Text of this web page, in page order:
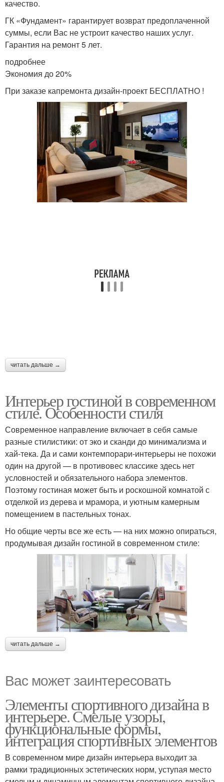
качество.
ГК «Фундамент» гарантирует возврат предоплаченной
суммы, если Вас не устроит качество наших услуг.
Гарантия на ремонт 5 лет.
подробнее
Экономия до 20%
При заказе капремонта дизайн-проект БЕСПЛАТНО !
читать дальше →
Интерьер гостиной в современном
стиле. Особенности стиля
Современное направление включает в себя самые
разные стилистики: от эко и сканди до минимализма и
хай-тека. Да и сами контемпорари-интерьеры не похожи
один на другой — в противовес классике здесь нет
условностей и обязательного набора элементов.
Поэтому гостиная может быть и роскошной комнатой с
отделкой из дерева и мрамора, и уютным камерным
помещением в пастельных тонах.
Но общие черты все же есть — на них можно опираться,
продумывая дизайн гостиной в современном стиле:
читать дальше →
Вас может заинтересовать
Элементы спортивного дизайна в
интерьере. Смелые узоры,
функциональные формы,
интеграция спортивных элементов
В современном мире дизайн интерьера выходит за
рамки традиционных эстетических норм, уступая место